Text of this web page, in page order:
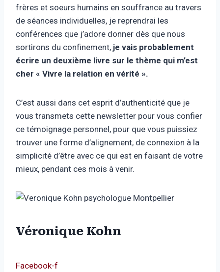
frères et soeurs humains en souffrance au travers
de séances individuelles, je reprendrai les
conférences que j’adore donner dès que nous
sortirons du confinement, je vais probablement
écrire un deuxième livre sur le thème qui m’est
cher « Vivre la relation en vérité ».
C’est aussi dans cet esprit d’authenticité que je
vous transmets cette newsletter pour vous confier
ce témoignage personnel, pour que vous puissiez
trouver une forme d’alignement, de connexion à la
simplicité d’être avec ce qui est en faisant de votre
mieux, pendant ces mois à venir.
Véronique Kohn
Facebook-f